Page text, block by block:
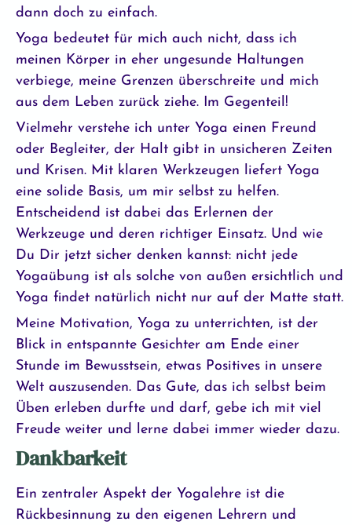
dann doch zu einfach.
Yoga bedeutet für mich auch nicht, dass ich
meinen Körper in eher ungesunde Haltungen
verbiege, meine Grenzen überschreite und mich
aus dem Leben zurück ziehe. Im Gegenteil!
Vielmehr verstehe ich unter Yoga einen Freund
oder Begleiter, der Halt gibt in unsicheren Zeiten
und Krisen. Mit klaren Werkzeugen liefert Yoga
eine solide Basis, um mir selbst zu helfen.
Entscheidend ist dabei das Erlernen der
Werkzeuge und deren richtiger Einsatz. Und wie
Du Dir jetzt sicher denken kannst: nicht jede
Yogaübung ist als solche von außen ersichtlich und
Yoga findet natürlich nicht nur auf der Matte statt.
Meine Motivation, Yoga zu unterrichten, ist der
Blick in entspannte Gesichter am Ende einer
Stunde im Bewusstsein, etwas Positives in unsere
Welt auszusenden. Das Gute, das ich selbst beim
Üben erleben durfte und darf, gebe ich mit viel
Freude weiter und lerne dabei immer wieder dazu.
Dankbarkeit
Ein zentraler Aspekt der Yogalehre ist die
Rückbesinnung zu den eigenen Lehrern und